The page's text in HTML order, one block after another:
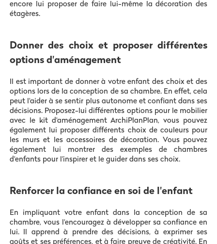
encore lui proposer de faire lui-même la décoration des
étagères.
Donner des choix et proposer différentes
options d'aménagement
Il est important de donner à votre enfant des choix et des
options lors de la conception de sa chambre. En effet, cela
peut l'aider à se sentir plus autonome et confiant dans ses
décisions. Proposez-lui différentes options pour le mobilier
avec le kit d'aménagement ArchiPlanPlan, vous pouvez
également lui proposer différents choix de couleurs pour
les murs et les accessoires de décoration. Vous pouvez
également lui montrer des exemples de chambres
d'enfants pour l'inspirer et le guider dans ses choix.
Renforcer la confiance en soi de l'enfant
En impliquant votre enfant dans la conception de sa
chambre, vous l'encouragez à développer sa confiance en
lui. Il apprend à prendre des décisions, à exprimer ses
goûts et ses préférences, et à faire preuve de créativité. En